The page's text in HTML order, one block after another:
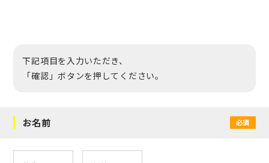
下記項目を入力いただき、
「確認」ボタンを押してください。
お名前 必須